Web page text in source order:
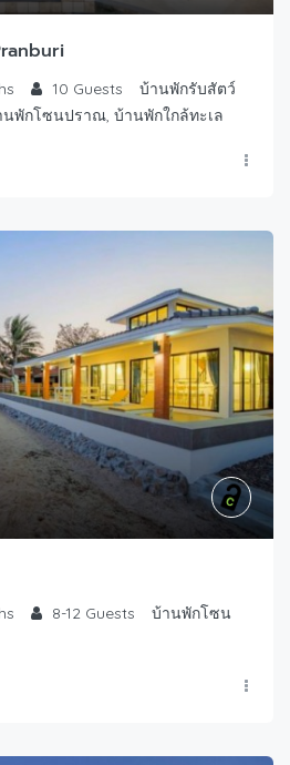
10 Guests
บ้านพักรับสัตว์
นพักโซนปราณ, บ้านพักใกล้ทะเล
8-12 Guests
บ้านพักโซน